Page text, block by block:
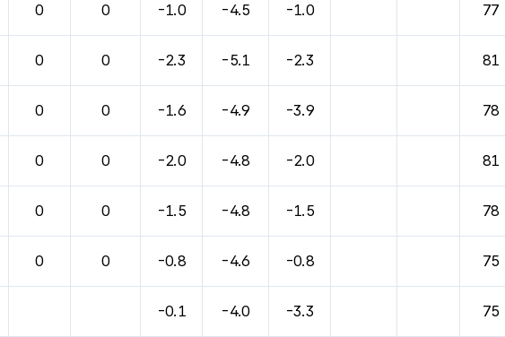
0 0 -1.0 -4.5 -1.0 77
0 0 -2.3 -5.1 -2.3 81
0 0 -1.6 -4.9 -3.9 78
0 0 -2.0 -4.8 -2.0 81
0 0 -1.5 -4.8 -1.5 78
0 0 -0.8 -4.6 -0.8 75
-0.1 -4.0 -3.3 75